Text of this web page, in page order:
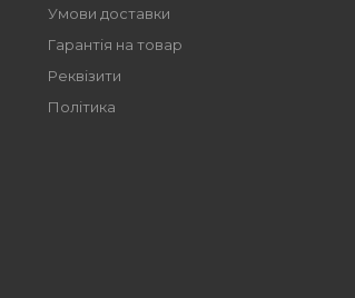
Умови доставки
Гарантія на товар
Реквізити
Політика